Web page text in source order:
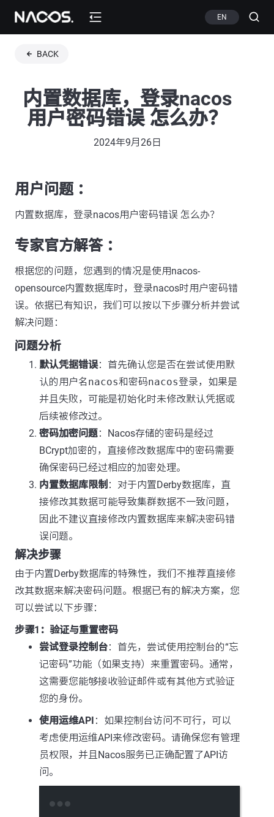
EN
BACK
内置数据库，登录nacos
用户密码错误 怎么办？
2024年9月26日
用户问题 ：
内置数据库，登录nacos用户密码错误 怎么办？
专家官方解答 ：
根据您的问题，您遇到的情况是使用nacos-
opensource内置数据库时，登录nacos时用户密码错
误。依据已有知识，我们可以按以下步骤分析并尝试
解决问题：
问题分析
默认凭据错误：首先确认您是否在尝试使用默
认的用户名 nacos和密码nacos登录，如果是
并且失败，可能是初始化时未修改默认凭据或
后续被修改过。
密码加密问题：Nacos存储的密码是经过
BCrypt加密的，直接修改数据库中的密码需要
确保密码已经过相应的加密处理。
内置数据库限制 ：对于内置Derby数据库，直
接修改其数据可能导致集群数据不一致问题，
因此不建议直接修改内置数据库来解决密码错
误问题。
解决步骤
由于内置Derby数据库的特殊性，我们不推荐直接修
改其数据来解决密码问题。根据已有的解决方案，您
可以尝试以下步骤：
步骤1：验证与重置密码
尝试登录控制台：首先，尝试使用控制台的“忘
记密码”功能（如果支持）来重置密码。通常，
这需要您能够接收验证邮件或有其他方式验证
您的身份。
使用运维API ：如果控制台访问不可行，可以
考虑使用运维API来修改密码。请确保您有管理
员权限，并且Nacos服务已正确配置了API访
问。